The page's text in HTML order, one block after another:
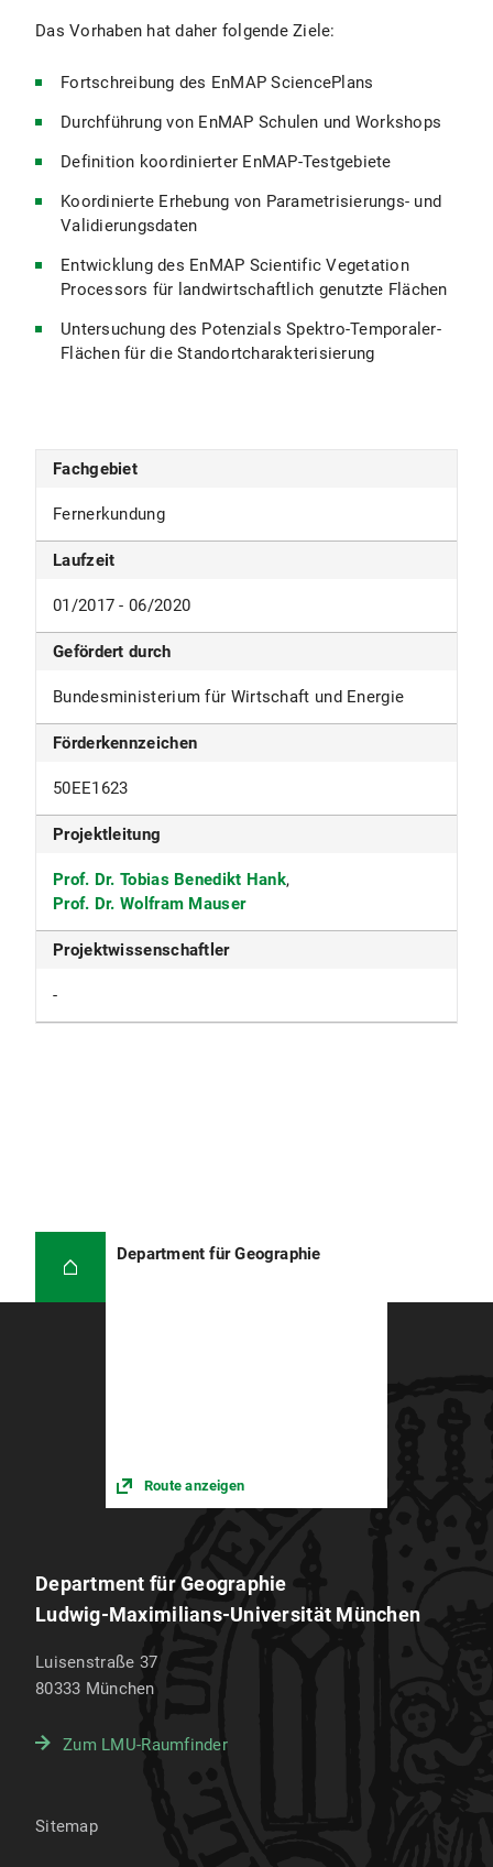
Das Vorhaben hat daher folgende Ziele:
Fortschreibung des EnMAP SciencePlans
Durchführung von EnMAP Schulen und Workshops
Definition koordinierter EnMAP-Testgebiete
Koordinierte Erhebung von Parametrisierungs- und
Validierungsdaten
Entwicklung des EnMAP Scientific Vegetation
Processors für landwirtschaftlich genutzte Flächen
Untersuchung des Potenzials Spektro-Temporaler-
Flächen für die Standortcharakterisierung
Fachgebiet
Fernerkundung
Laufzeit
01/2017 - 06/2020
Gefördert durch
Bundesministerium für Wirtschaft und Energie
Förderkennzeichen
50EE1623
Projektleitung
Prof. Dr. Tobias Benedikt Hank,
Prof. Dr. Wolfram Mauser
Projektwissenschaftler
-
Department für Geographie
Route anzeigen
Department für Geographie
Ludwig-Maximilians-Universität München
Luisenstraße 37
80333 München
Zum LMU-Raumfinder
Sitemap